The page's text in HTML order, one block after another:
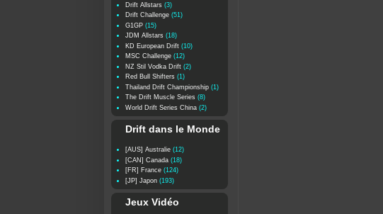
Drift Allstars (3)
Drift Challenge (51)
G1GP (15)
JDM Allstars (18)
KD European Drift (10)
MSC Challenge (12)
NZ Stil Vodka Drift (2)
Red Bull Shifters (1)
Thailand Drift Championship (1)
The Drift Muscle Series (8)
World Drift Series China (2)
Drift dans le Monde
[AUS] Australie (12)
[CAN] Canada (18)
[FR] France (124)
[JP] Japon (193)
Jeux Vidéo